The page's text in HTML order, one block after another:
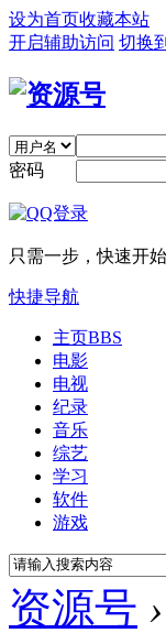
设为首页收藏本站
开启辅助访问 切换
密码
只需一步，快速开始
快捷导航
主页BBS
电影
电视
纪录
音乐
综艺
学习
软件
游戏
资源号 ›